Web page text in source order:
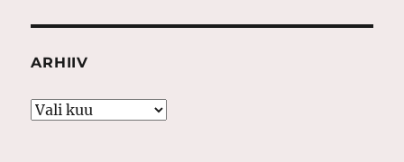
ARHIIV
Arhiiv